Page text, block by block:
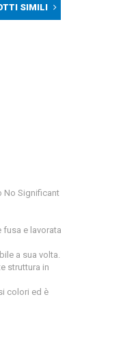
SIMILI
No Significant
e lavorata
a sua volta.
struttura in
colori ed è